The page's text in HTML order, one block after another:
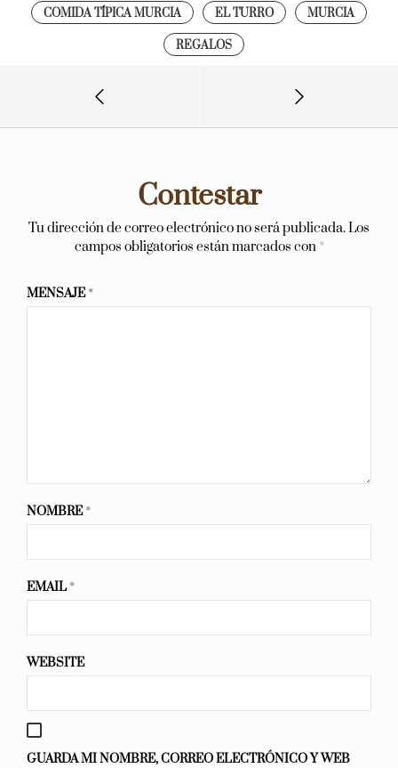
COMIDA TÍPICA MURCIA EL TURRO MURCIA
REGALOS
Contestar
Tu dirección de correo electrónico no será publicada.Los
campos obligatorios están marcados con *
MENSAJE*
NOMBRE*
EMAIL *
WEBSITE
GUARDA MI NOMBRE, CORREO ELECTRÓNICO Y WEB